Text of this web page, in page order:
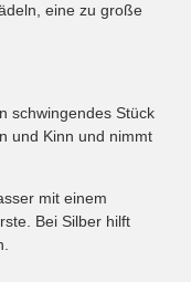
eine zu große
schwingendes Stück
und Kinn und nimmt
mit einem
Bei Silber hilft